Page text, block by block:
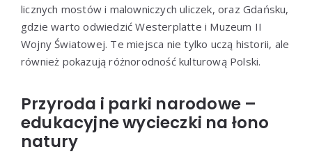
licznych mostów i malowniczych uliczek, oraz Gdańsku,
gdzie warto odwiedzić Westerplatte i Muzeum II
Wojny Światowej. Te miejsca nie tylko uczą historii, ale
również pokazują różnorodność kulturową Polski.
Przyroda i parki narodowe –
edukacyjne wycieczki na łono
natury